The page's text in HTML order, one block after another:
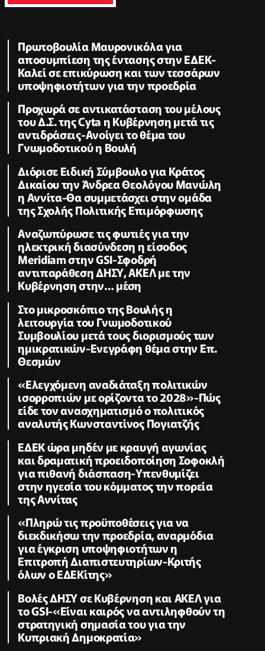
Πρωτοβουλία Μαυρονικόλα για
αποσυμπίεση της έντασης στην ΕΔΕΚ-
Καλεί σε επικύρωση και των τεσσάρων
υποψηφιοτήτων για την προεδρία
Προχωρά σε αντικατάσταση του μέλους
του Δ.Σ. της Cyta η Κυβέρνηση μετά τις
αντιδράσεις-Ανοίγει το θέμα του
Γνωμοδοτικού η Βουλή
Διόρισε Ειδική Σύμβουλο για Κράτος
Δικαίου την Άνδρεα Θεολόγου Μανώλη
η Αννίτα-Θα συμμετάσχει στην ομάδα
της Σχολής Πολιτικής Επιμόρφωσης
Αναζωπύρωσε τις φωτιές για την
ηλεκτρική διασύνδεση η είσοδος
Meridiam στην GSI-Σφοδρή
αντιπαράθεση ΔΗΣΥ, ΑΚΕΛ με την
Κυβέρνηση στην… μέση
Στο μικροσκόπιο της Βουλής η
λειτουργία του Γνωμοδοτικού
Συμβουλίου μετά τους διορισμούς των
ημικρατικών-Ενεγράφη θέμα στην Επ.
Θεσμών
«Ελεγχόμενη αναδιάταξη πολιτικών
ισορροπιών με ορίζοντα το 2028»-Πώς
είδε τον ανασχηματισμό ο πολιτικός
αναλυτής Κωνσταντίνος Πογιατζής
ΕΔΕΚ ώρα μηδέν με κραυγή αγωνίας
και δραματική προειδοποίηση Σοφοκλή
για πιθανή διάσπαση-Υπενθυμίζει
στην ηγεσία του κόμματος την πορεία
της Αννίτας
«Πληρώ τις προϋποθέσεις για να
διεκδικήσω την προεδρία, αναρμόδια
για έγκριση υποψηφιοτήτων η
Επιτροπή Διαπιστευτηρίων-Κριτής
όλων ο ΕΔΕΚίτης»
Βολές ΔΗΣΥ σε Κυβέρνηση και ΑΚΕΛ για
το GSI-«Είναι καιρός να αντιληφθούν τη
στρατηγική σημασία του για την
Κυπριακή Δημοκρατία»